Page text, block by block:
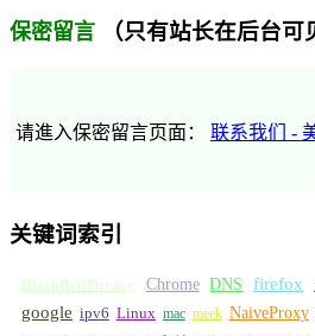
保密留言 （只有站长在后台可
请進入保密留言页面： 联系我们 -
关键词索引
BlackBeltPrivacy Chrome DNS firefox
google ipv6 Linux mac meek NaiveProxy